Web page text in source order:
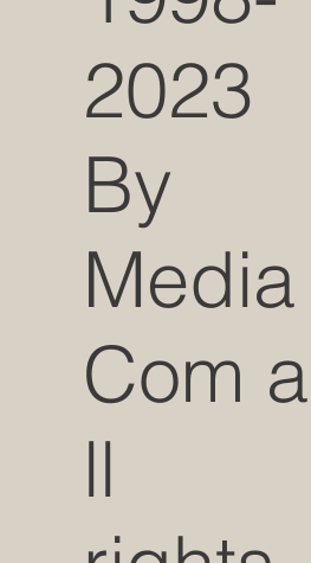
2023
By
Media
Com a
ll